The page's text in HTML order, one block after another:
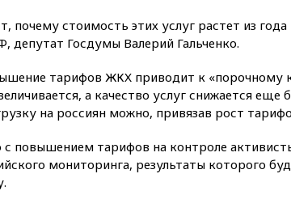
стоимость этих услуг растет из года
депутат Госдумы Валерий Гальченко.
тарифов ЖКХ приводит к «порочному
а качество услуг снижается еще
на россиян можно, привязав рост
повышением тарифов на контроле
мониторинга, результаты которого